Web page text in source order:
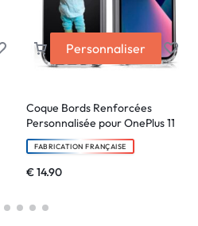
Personnaliser
Coque Bords Renforcées
Personnalisée pour OnePlus 11
FABRICATION FRANÇAISE
€14.90